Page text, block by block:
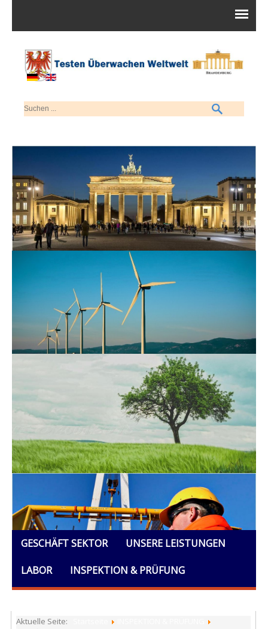
GESCHÄFT SEKTOR UNSERE LEISTUNGEN
LABOR INSPEKTION & PRÜFUNG
Aktuelle Seite: